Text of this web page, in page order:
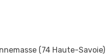
(74 Haute-Savoie)